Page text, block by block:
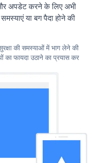
अपडेट करने के लिए अभी
या बग पैदा होने की
की समस्याओं में भाग लेने की
का फायदा उठाने का प्रयास कर